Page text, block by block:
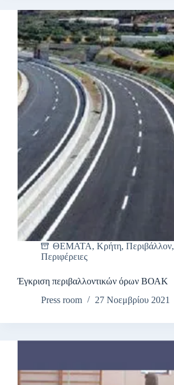
ΘΕΜΑΤΑ, Κρήτη, Περιβάλλον,
Περιφέρειες
Έγκριση περιβαλλοντικών όρων ΒΟΑΚ
Press room
27 Νοεμβρίου 2021